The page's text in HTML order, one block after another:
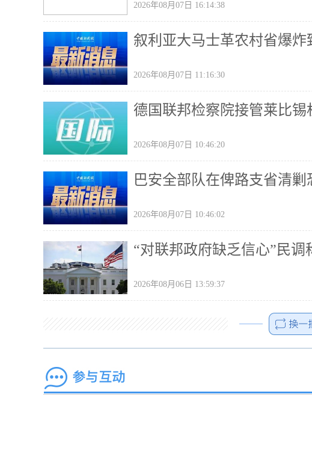
2026年08月07日 16:14:38
叙利亚大马士革农村省爆炸
2026年08月07日 11:16:30
德国联邦检察院接管莱比
2026年08月07日 10:46:20
巴安全部队在俾路支省清剿
2026年08月07日 10:46:02
“对联邦政府缺乏信心”民
2026年08月06日 13:59:37